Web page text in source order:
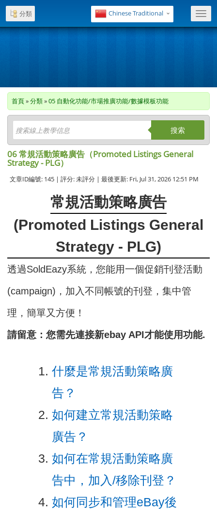
Chinese Traditional
首頁»分類»05 自動化功能/市場推廣功能/數據模板功能
搜索
06 常規活動策略廣告（Promoted Listings General
Strategy - PLG）
文章ID編號: 145 | 評分: 未評分 | 最後更新: Fri, Jul 31, 2026 12:51 PM
常規活動策略廣告
(Promoted Listings General
Strategy - PLG)
透過SoldEazy系統，您能用一個促銷刊登活動
(campaign)，加入不同帳號的刊登，集中管
理，簡單又方便！
請留意：您需先連接新ebay API才能使用功能.
什麼是常規活動策略廣
告？
如何建立常規活動策略
廣告？
如何在常規活動策略廣
告中，加入/移除刊登？
如何同步和管理eBay後
分類